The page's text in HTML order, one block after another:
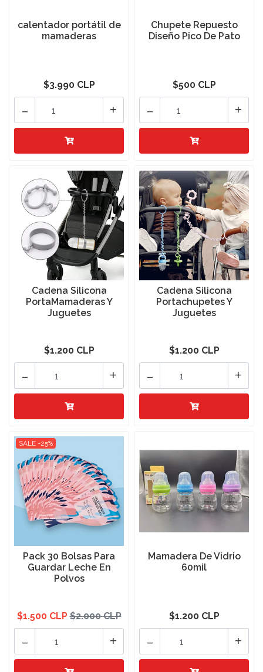
calentador portátil de
mamaderas
$3.990 CLP
+
-
Chupete Repuesto
Diseño Pico De Pato
$500 CLP
+
-
Cadena Silicona
PortaMamaderas Y
Juguetes
$1.200 CLP
+
-
Cadena Silicona
Portachupetes Y
Juguetes
$1.200 CLP
+
-
SALE -25%
Pack 30 Bolsas Para
Guardar Leche En
Polvos
$1.500 CLP $2.000 CLP
+
-
Mamadera De Vidrio
60mil
$1.200 CLP
+
-